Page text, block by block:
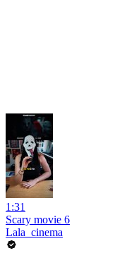
1:31
Scary movie 6
Lala_cinema